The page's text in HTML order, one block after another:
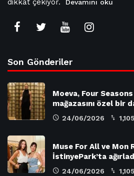
dikkat çekiyor.
Devamını oku
Son Gönderiler
Moeva, Four
mağazasını özel bir
24/06/2026 1,105
Muse For All ve Mon
İstinyePark’ta
24/06/2026 1,105